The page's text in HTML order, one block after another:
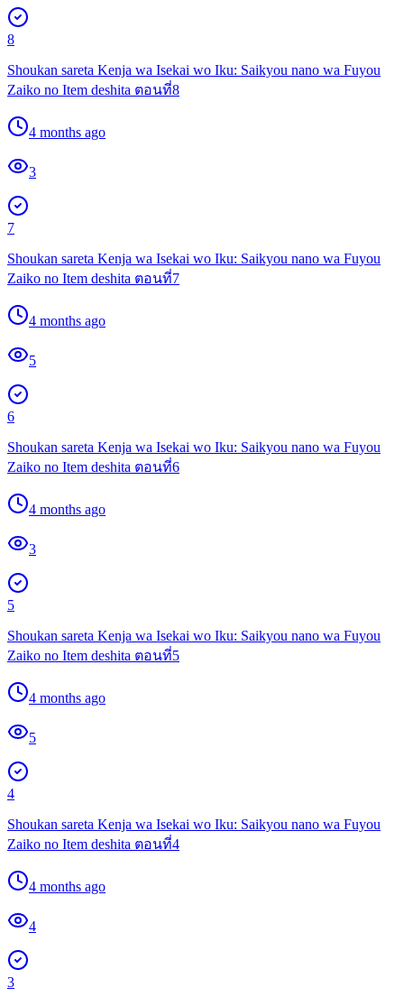
8
Shoukan sareta Kenja wa Isekai wo Iku: Saikyou nano wa Fuyou
Zaiko no Item deshita ตอนที่8
4 months ago
3
7
Shoukan sareta Kenja wa Isekai wo Iku: Saikyou nano wa Fuyou
Zaiko no Item deshita ตอนที่7
4 months ago
5
6
Shoukan sareta Kenja wa Isekai wo Iku: Saikyou nano wa Fuyou
Zaiko no Item deshita ตอนที่6
4 months ago
3
5
Shoukan sareta Kenja wa Isekai wo Iku: Saikyou nano wa Fuyou
Zaiko no Item deshita ตอนที่5
4 months ago
5
4
Shoukan sareta Kenja wa Isekai wo Iku: Saikyou nano wa Fuyou
Zaiko no Item deshita ตอนที่4
4 months ago
4
3